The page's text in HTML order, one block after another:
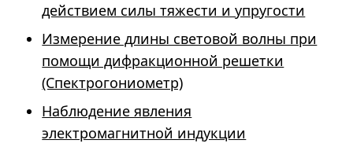
действием силы тяжести и упругости
Измерение длины световой волны при
помощи дифракционной решетки
(Спектрогониометр)
Наблюдение явления
электромагнитной индукции